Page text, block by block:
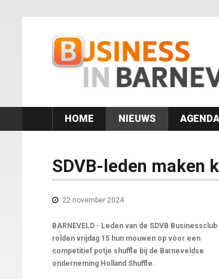
HOME NIEUWS AGENDA
SDVB-leden maken
22 november 2024
BARNEVELD - Leden van de SDVB Businessclub
rolden vrijdag 15 hun mouwen op voor een
competitief potje shuffle bij de Barneveldse
onderneming Holland Shuffle.